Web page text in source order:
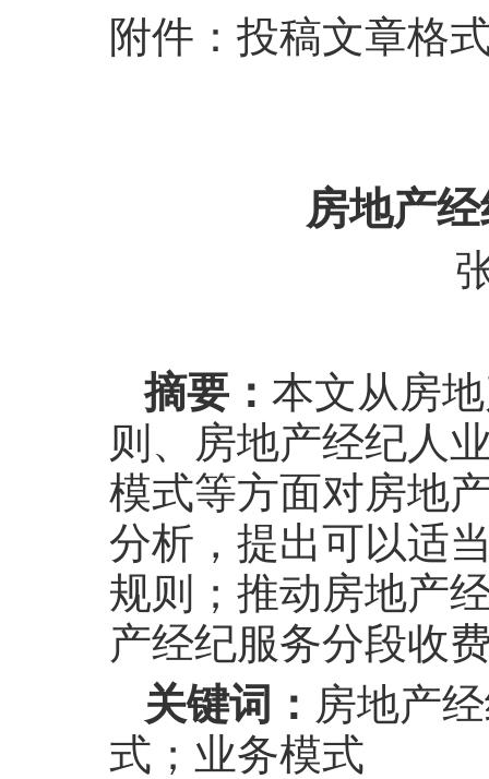
附件：投稿文章格
房地产
摘要： 本文从房
则、房地产经纪人
模式等方面对房地
分析，提出可以适
规则；推动房地产
产经纪服务分段
关键词： 房地产
式；业务模式